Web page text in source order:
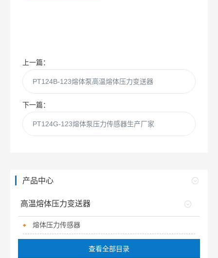
上一篇：
PT124B-123熔体泵高温熔体压力变送器
下一篇：
PT124G-123熔体泵压力传感器生产厂家
产品中心
高温熔体压力变送器
熔体压力传感器
查看全部目录